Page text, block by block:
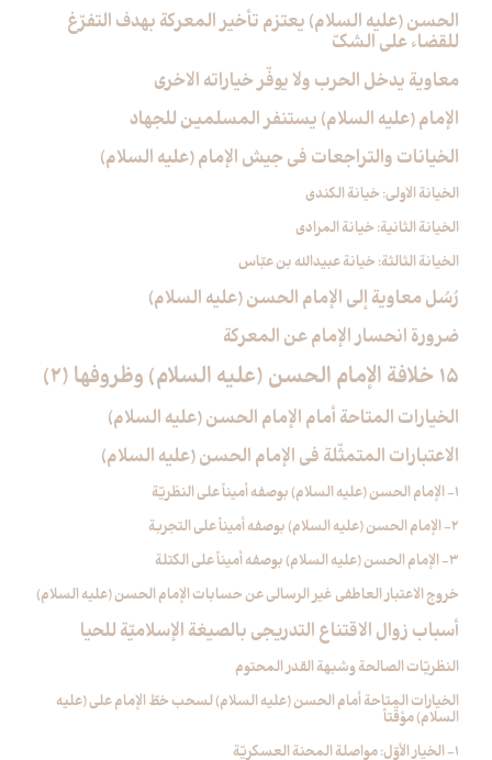
الحسن (عليه السلام) يعتزم تأخير المعركة بهدف التفرّغ
للقضاء على الشكّ
معاوية يدخل الحرب ولا يوفّر خياراته الاخرى
الإمام (عليه السلام) يستنفر المسلمين للجهاد
الخيانات والتراجعات في جيش الإمام (عليه السلام)
الخيانة الاولى: خيانة الكندي
الخيانة الثانية: خيانة المرادي
الخيانة الثالثة: خيانة عبيدالله بن عبّاس
رُسُل معاوية إلى الإمام الحسن (عليه السلام)
ضرورة انحسار الإمام عن المعركة
15 خلافة الإمام الحسن (عليه السلام) وظروفها (2)
الخيارات المتاحة أمام الإمام الحسن (عليه السلام)
الاعتبارات المتمثّلة في الإمام الحسن (عليه السلام)
1- الإمام الحسن (عليه السلام) بوصفه أميناً على النظريّة
2- الإمام الحسن (عليه السلام) بوصفه أميناً على التجربة
3- الإمام الحسن (عليه السلام) بوصفه أميناً على الكتلة
خروج الاعتبار العاطفي غير الرسالي عن حسابات الإمام الحسن (عليه السلام)
أسباب زوال الاقتناع التدريجي بالصيغة الإسلاميّة للحيا
النظريّات الصالحة وشبهة القدر المحتوم
الخيارات المتاحة أمام الحسن (عليه السلام) لسحب خطّ الإمام علي (عليه
السلام) مؤقّتاً
1- الخيار الأوّل: مواصلة المحنة العسكريّة